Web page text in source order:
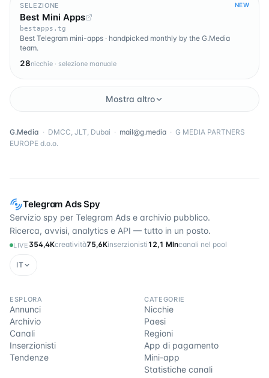
Telegram Ads Spy
Servizio spy per Telegram Ads e archivio pubblico.
Ricerca, avvisi, analytics e API — tutto in un posto.
LIVE 354,4Kcreatività75,6Kinserzionisti12,1 Mlncanali nel pool
IT
ESPLORA
Annunci
Archivio
Canali
Inserzionisti
Tendenze
CATEGORIE
Nicchie
Paesi
Regioni
App di pagamento
Mini-app
Statistiche canali
SELEZIONE NEW
Best Mini Apps
bestapps.tg
Best Telegram mini-apps · handpicked monthly by the G.Media
team.
28nicchie · selezione manuale
Mostra altro
G.Media · DMCC, JLT, Dubai · mail@g.media · G MEDIA PARTNERS
EUROPE d.o.o.